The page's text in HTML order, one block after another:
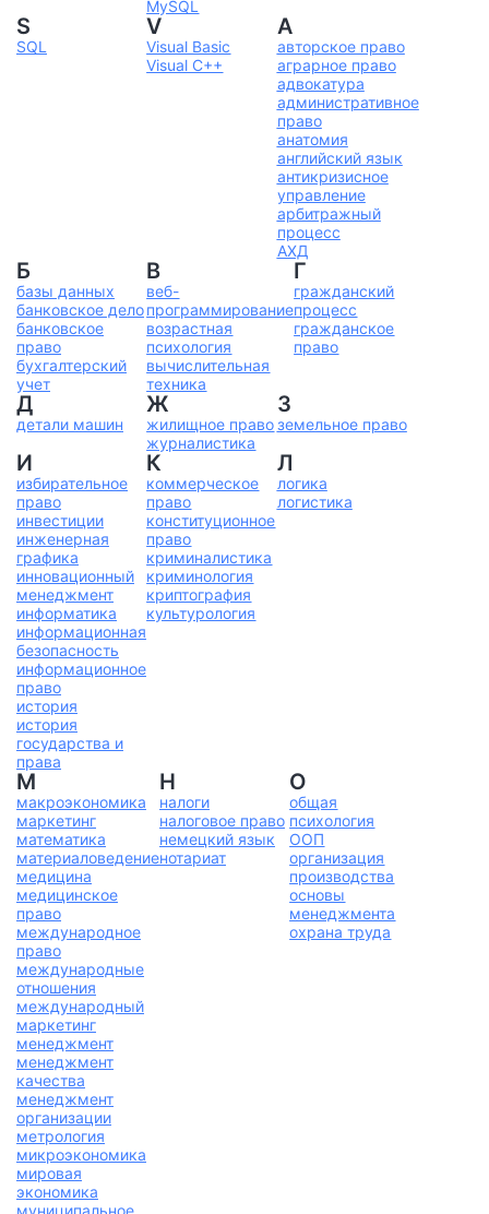
MySQL
S
SQL
V
Visual Basic
Visual C++
А
авторское право
аграрное право
адвокатура
административное
право
анатомия
английский язык
антикризисное
управление
арбитражный
процесс
АХД
Б
базы данных
банковское дело
банковское
право
бухгалтерский
учет
В
веб-
программирование
возрастная
психология
вычислительная
техника
Г
гражданский
процесс
гражданское
право
Д
детали машин
Ж
жилищное право
журналистика
З
земельное право
И
избирательное
право
инвестиции
инженерная
графика
инновационный
менеджмент
информатика
информационная
безопасность
информационное
право
история
история
государства и
права
К
коммерческое
право
конституционное
право
криминалистика
криминология
криптография
культурология
Л
логика
логистика
М
макроэкономика
маркетинг
математика
материаловедение
медицина
медицинское
право
международное
право
международные
отношения
международный
маркетинг
менеджмент
менеджмент
качества
менеджмент
организации
метрология
микроэкономика
мировая
экономика
Н
налоги
налоговое право
немецкий язык
нотариат
О
общая
психология
ООП
организация
производства
основы
менеджмента
охрана труда